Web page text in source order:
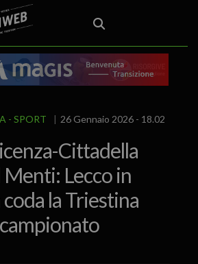
VENETO
VICENZA E PROVINCIA
ATTUALITA’ POLITICA
CURIOSITÀ – LIFESTYLE
CULTURA ARTE
& DRINK EROTICO VICENTINO
SPORT 26 Gennaio 2026 - 18.02
Cittadella
Lecco in
la Triestina